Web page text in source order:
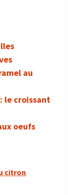
au
le croissant
oeufs
citron